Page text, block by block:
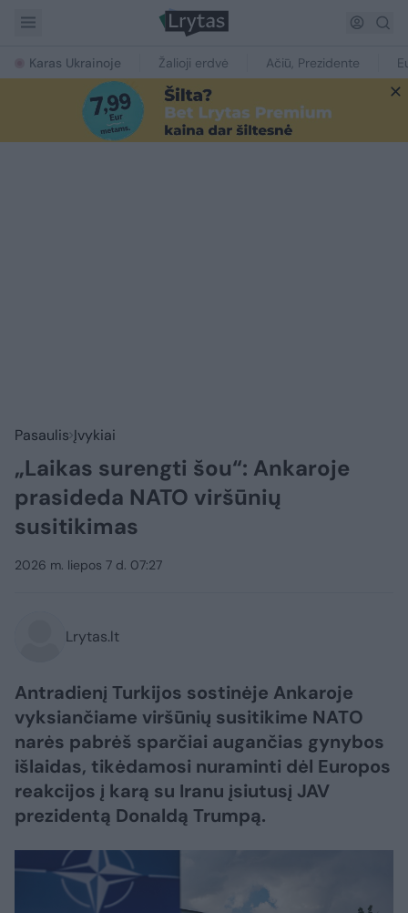
Karas Ukrainoje Žalioji erdvė Ačiū, Prezidente
Pasaulis Įvykiai
„Laikas surengti šou“: Ankaroje
prasideda NATO viršūnių
susitikimas
2026 m. liepos 7 d. 07:27
Lrytas.lt
Antradienį Turkijos sostinėje Ankaroje
vyksiančiame viršūnių susitikime NATO
narės pabrėš sparčiai augančias gynybos
išlaidas, tikėdamosi nuraminti dėl Europos
reakcijos į karą su Iranu įsiutusį JAV
prezidentą Donaldą Trumpą.